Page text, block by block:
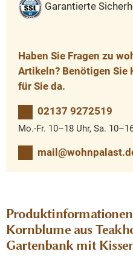
Garantierte
Haben Sie Fragen zu
Artikeln? Benötigen Sie
für Sie da.
02137 9272519
Mo.-Fr. 10–18 Uhr, Sa.
Kornblume aus
Gartenbank mit